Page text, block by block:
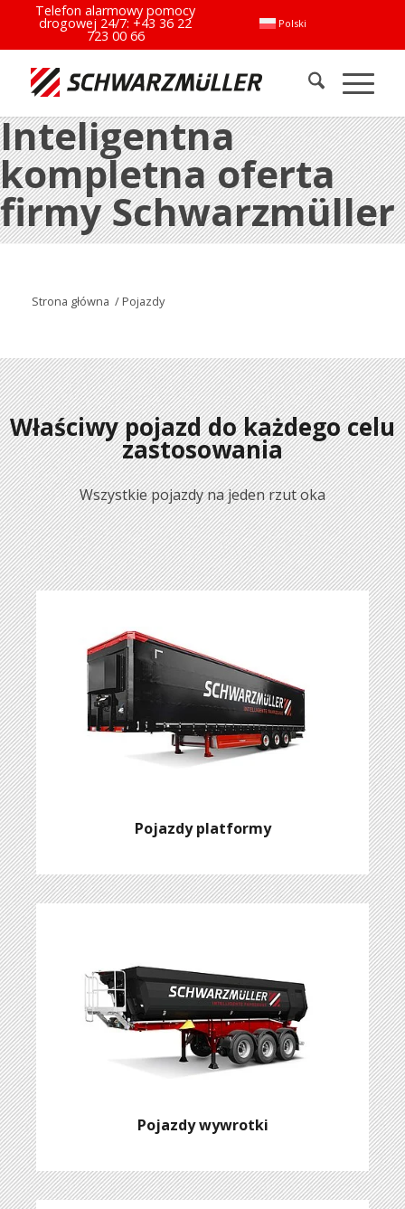
Polski
Telefon alarmowy pomocy
drogowej 24/7:+43 36 22
723 00 66
Inteligentna
kompletna oferta
firmy Schwarzmüller
Strona główna / Pojazdy
Właściwy pojazd do każdego celu
zastosowania
Wszystkie pojazdy na jeden rzut oka
Pojazdy platformy
Pojazdy wywrotki